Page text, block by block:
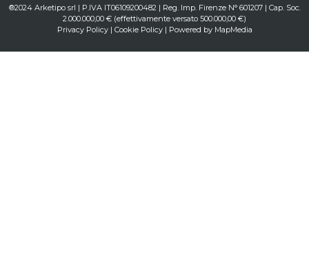
®2024 Arketipo srl | P.IVA IT06109200482 | Reg. Imp. Firenze N° 601207 | Cap. Soc.
2.000.000,00 € (effettivamente versato 500.000,00 €)
Privacy Policy| Cookie Policy| Powered by MapMedia